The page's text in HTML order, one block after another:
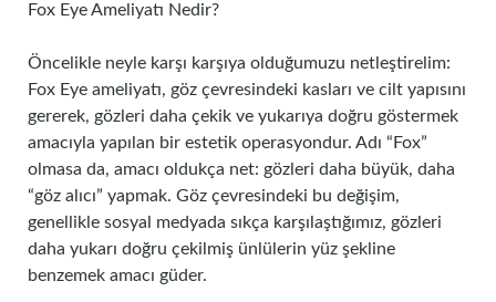
Fox Eye Ameliyatı Nedir?
Öncelikle neyle karşı karşıya olduğumuzu netleştirelim:
Fox Eye ameliyatı, göz çevresindeki kasları ve cilt yapısını
gererek, gözleri daha çekik ve yukarıya doğru göstermek
amacıyla yapılan bir estetik operasyondur. Adı “Fox”
olmasa da, amacı oldukça net: gözleri daha büyük, daha
“göz alıcı” yapmak. Göz çevresindeki bu değişim,
genellikle sosyal medyada sıkça karşılaştığımız, gözleri
daha yukarı doğru çekilmiş ünlülerin yüz şekline
benzemek amacı güder.